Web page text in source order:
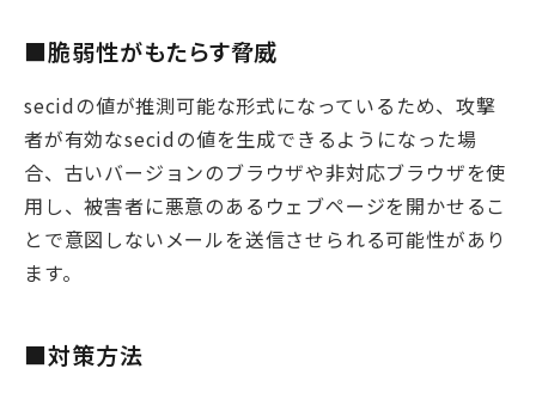
■脆弱性がもたらす脅威
secidの値が推測可能な形式になっているため、攻撃
者が有効なsecidの値を生成できるようになった場
合、古いバージョンのブラウザや非対応ブラウザを使
用し、被害者に悪意のあるウェブページを開かせるこ
とで意図しないメールを送信させられる可能性があり
ます。
■対策方法